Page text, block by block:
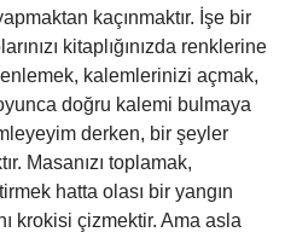
kaçınmaktır. İşe bir
kitaplığınızda renklerine
kalemlerinizi açmak,
doğru kalemi bulmaya
derken, bir şeyler
Masanızı toplamak,
hatta olası bir yangın
krokisi çizmektir. Ama asla